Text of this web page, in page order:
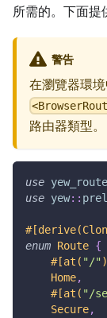
所需的。下面提
警告
在瀏覽器環
路由器類型。
use
use yew::
enum Route {
#[at( "/"
Home,
#[at( "/
Secure,